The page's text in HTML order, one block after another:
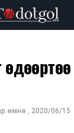
, 2020/06/15